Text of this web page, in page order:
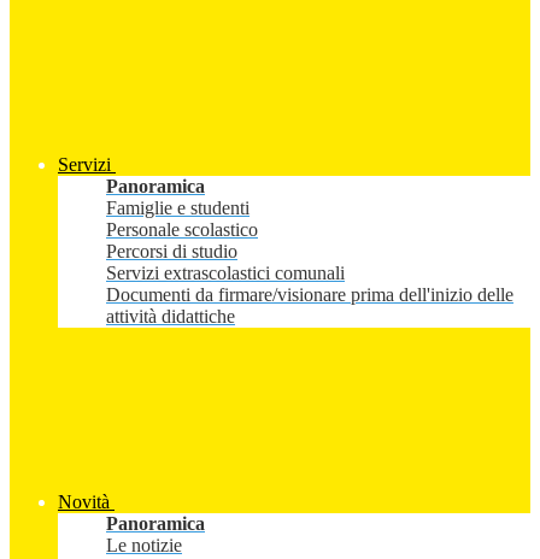
Servizi
Panoramica
Famiglie e studenti
Personale scolastico
Percorsi di studio
Servizi extrascolastici comunali
Documenti da firmare/visionare prima dell'inizio delle
attività didattiche
Novità
Panoramica
Le notizie